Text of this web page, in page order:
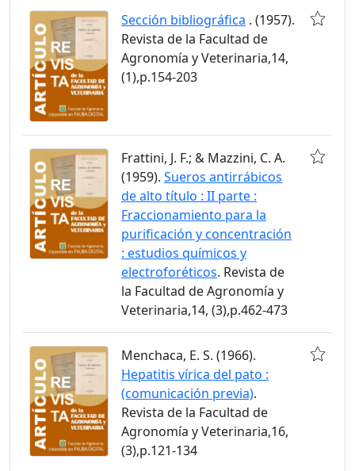
Sección bibliográfica . (1957).
Revista de la Facultad de
Agronomía y Veterinaria,14,
(1),p.154-203
Frattini, J. F.; & Mazzini, C. A.
(1959). Sueros antirrábicos
de alto título : II parte :
Fraccionamiento para la
purificación y concentración
: estudios químicos y
electroforéticos. Revista de
la Facultad de Agronomía y
Veterinaria,14, (3),p.462-473
Menchaca, E. S. (1966).
Hepatitis vírica del pato :
(comunicación previa).
Revista de la Facultad de
Agronomía y Veterinaria,16,
(3),p.121-134